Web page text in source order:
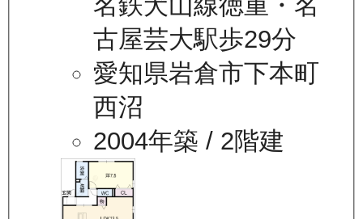
古屋芸大駅歩29分
愛知県岩倉市下本町
西沼
2004年築 / 2階建